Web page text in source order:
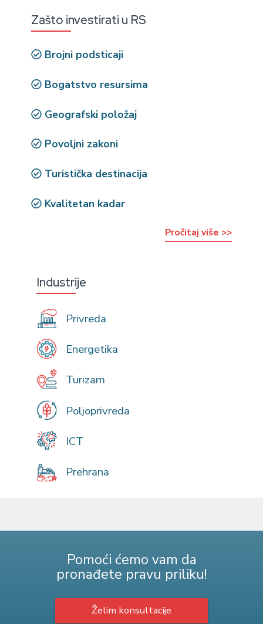
Zašto investirati u RS
Brojni podsticaji
Bogatstvo resursima
Geografski položaj
Povoljni zakoni
Turistička destinacija
Kvalitetan kadar
Pročitaj više >>
Industrije
Privreda
Energetika
Turizam
Poljoprivreda
ICT
Prehrana
Pomoći ćemo vam da
pronađete pravu priliku!
Želim konsultacije